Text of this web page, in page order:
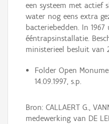
een systeem met actief
water nog eens extra
bacteriebedden. In
ééntrapsinstallatie.
ministerieel besluit van
Folder Open
14.09.1997, s.p.
Bron: CALLAERT G.,
medewerking van DE